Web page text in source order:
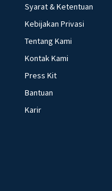
Syarat & Ketentuan
Kebijakan Privasi
Tentang Kami
Kontak Kami
Press Kit
Bantuan
Karir